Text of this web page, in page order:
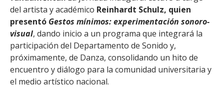
del artista y académico Reinhardt Schulz, quien
presentó Gestos mínimos: experimentación sonoro-
visual, dando inicio a un programa que integrará la
participación del Departamento de Sonido y,
próximamente, de Danza, consolidando un hito de
encuentro y diálogo para la comunidad universitaria y
el medio artístico nacional.